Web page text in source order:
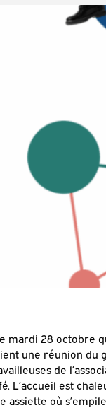
mardi 28 octobre
une réunion du
de
L’accueil est
assiette où